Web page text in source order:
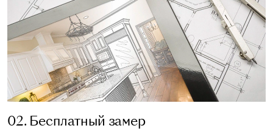
02. Бесплатный замер